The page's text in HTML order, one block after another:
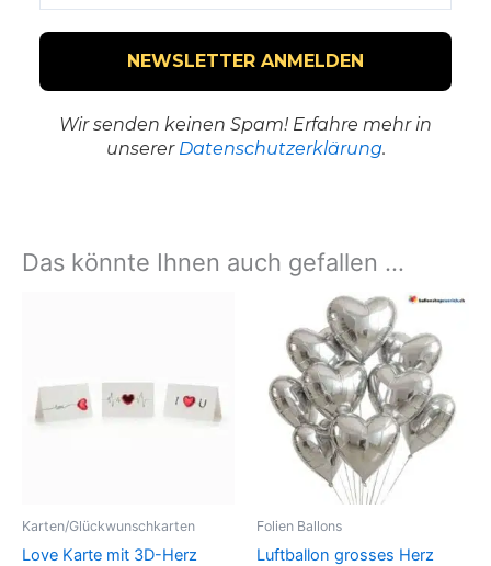
Wir senden keinen Spam! Erfahre mehr in
unserer Datenschutzerklärung.
Das könnte Ihnen auch gefallen …
Karten/Glückwunschkarten
Love Karte mit 3D-Herz
mehrere
Varianten
Folien Ballons
Luftballon grosses Herz